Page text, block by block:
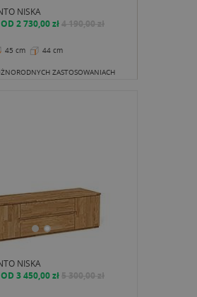
NISKA
OD 2 730,00 zł4 190,00 zł
45 cm 44 cm
ZASTOSOWANIACH
NISKA
OD 3 450,00 zł5 300,00 zł